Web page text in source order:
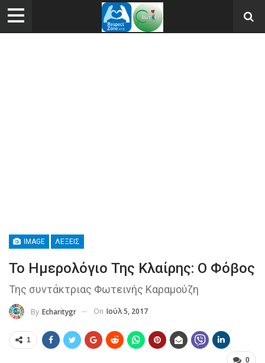
IMAGE ΛΈΞΕΙΣ
Το Ημερολόγιο Της Κλαίρης: Ο Φόβος
Της συντάκτριας Φωτεινής Καραμούζη
By Echaritygr On Ιούλ 5, 2017
1
0